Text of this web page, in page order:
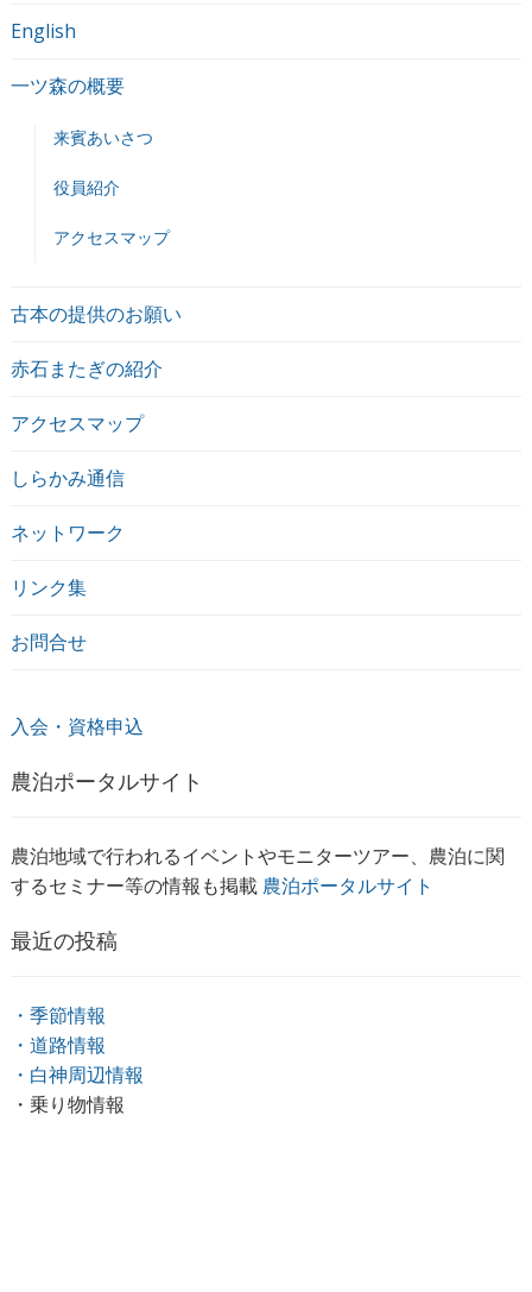
English
一ツ森の概要
来賓あいさつ
役員紹介
アクセスマップ
古本の提供のお願い
赤石またぎの紹介
アクセスマップ
しらかみ通信
ネットワーク
リンク集
お問合せ
入会・資格申込
農泊ポータルサイト
農泊地域で行われるイベントやモニターツアー、農泊に関
するセミナー等の情報も掲載 農泊ポータルサイト
最近の投稿
・季節情報
・道路情報
・白神周辺情報
・乗り物情報